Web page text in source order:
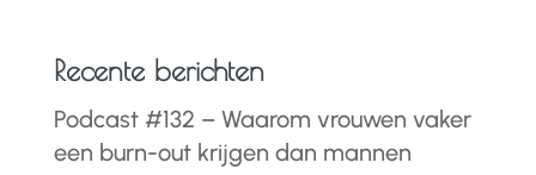
Recente berichten
Podcast #132 – Waarom vrouwen vaker
een burn-out krijgen dan mannen